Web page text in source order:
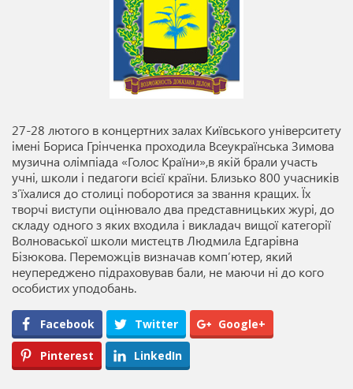
27-28 лютого в концертних залах Київського університету
імені Бориса Грінченка проходила Всеукраїнська Зимова
музична олімпіада «Голос Країни»,в якій брали участь
учні, школи і педагоги всієї країни. Близько 800 учасників
з’їхалися до столиці поборотися за звання кращих. Їх
творчі виступи оцінювало два представницьких журі, до
складу одного з яких входила і викладач вищої категорії
Волноваської школи мистецтв Людмила Едгарівна
Бізюкова. Переможців визначав комп’ютер, який
неупереджено підраховував бали, не маючи ні до кого
особистих уподобань.
Facebook Twitter Google+
Pinterest LinkedIn